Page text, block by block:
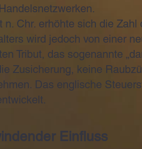
Chr. erhöhte sich die Zahl
wird jedoch von einer
Tribut, das sogenannte
Zusicherung, keine
Das englische
Einfluss